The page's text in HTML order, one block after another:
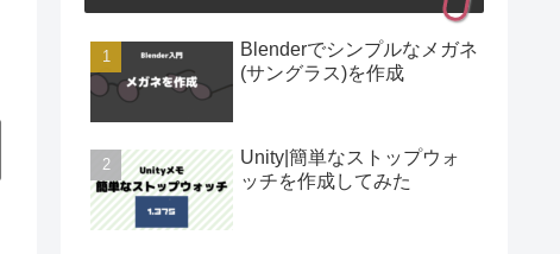
Blenderでシンプルなメガネ
(サングラス)を作成
Unity|簡単なストップウォ
ッチを作成してみた